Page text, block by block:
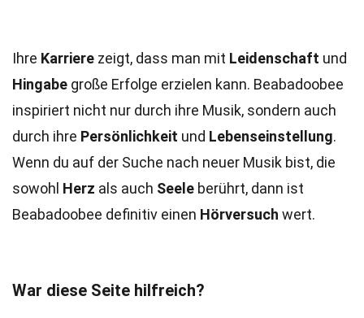
Ihre Karriere zeigt, dass man mit Leidenschaft und
Hingabe große Erfolge erzielen kann. Beabadoobee
inspiriert nicht nur durch ihre Musik, sondern auch
durch ihre Persönlichkeit und Lebenseinstellung.
Wenn du auf der Suche nach neuer Musik bist, die
sowohl Herz als auch Seele berührt, dann ist
Beabadoobee definitiv einen Hörversuch wert.
War diese Seite hilfreich?